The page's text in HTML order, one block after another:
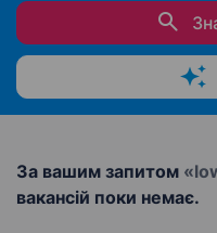
За вашим запитом
вакансій поки немає.